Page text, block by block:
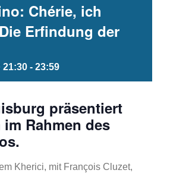
Chérie, ich
Erfindung der
21:30 - 23:59
präsentiert
Rahmen des
Kherici, mit François Cluzet,